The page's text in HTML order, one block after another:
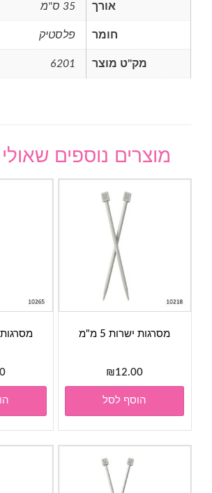
אורך 35 ס"מ
חומר פלסטיק
מק"ט מוצר 6201
מוצרים נוספים
מסרגות ישרות 5 מ"מ
₪12.00
הוסף לסל
מסרגות